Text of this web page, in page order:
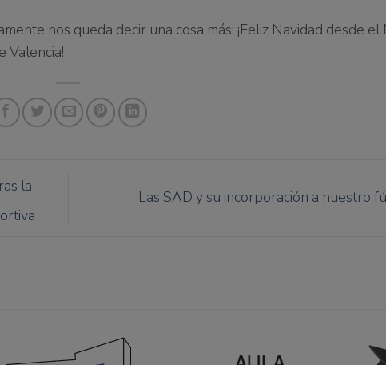
nos queda decir una cosa más: ¡Feliz Navidad desde
Valencia!
la
Las SAD y su incorporación a nuestro